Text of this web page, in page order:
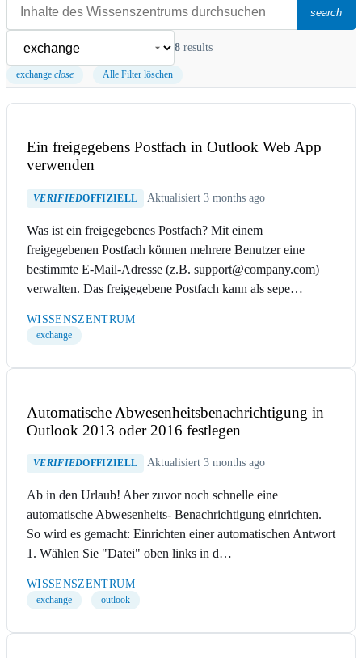
search
8 results
exchange close Alle Filter löschen
Ein freigegebens Postfach in Outlook Web App
verwenden
VERIFIEDOFFIZIELL Aktualisiert 3 months ago
Was ist ein freigegebenes Postfach? Mit einem
freigegebenen Postfach können mehrere Benutzer eine
bestimmte E-Mail-Adresse (z.B. support@company.com)
verwalten. Das freigegebene Postfach kann als sepe…
WISSENSZENTRUM
exchange
Automatische Abwesenheitsbenachrichtigung in
Outlook 2013 oder 2016 festlegen
VERIFIEDOFFIZIELL Aktualisiert 3 months ago
Ab in den Urlaub! Aber zuvor noch schnelle eine
automatische Abwesenheits- Benachrichtigung einrichten.
So wird es gemacht: Einrichten einer automatischen Antwort
1. Wählen Sie "Datei" oben links in d…
WISSENSZENTRUM
exchange outlook